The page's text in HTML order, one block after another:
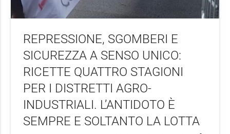
REPRESSIONE, SGOMBERI E
SICUREZZA A SENSO UNICO:
RICETTE QUATTRO STAGIONI
PER I DISTRETTI AGRO-
INDUSTRIALI. L’ANTIDOTO È
SEMPRE E SOLTANTO LA LOTTA